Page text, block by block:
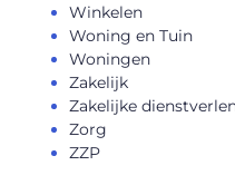
Winkelen
Woning en Tuin
Woningen
Zakelijk
Zakelijke
Zorg
ZZP